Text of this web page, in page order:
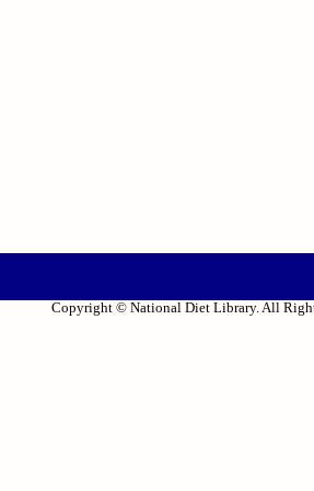
Copyright © National Diet Library. All